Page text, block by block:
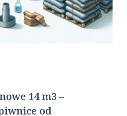
14 m3 –
od